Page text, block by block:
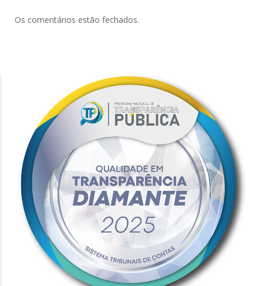
Os comentários estão fechados.